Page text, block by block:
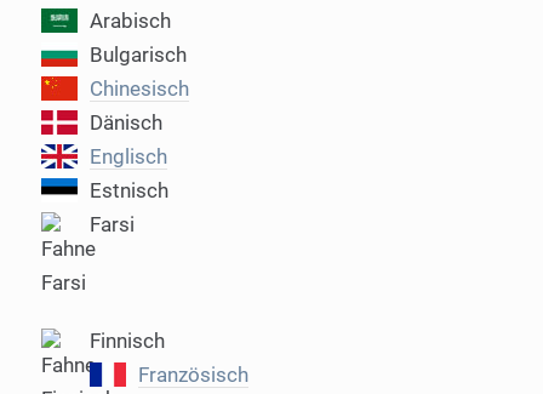
Arabisch
Bulgarisch
Chinesisch
Dänisch
Englisch
Estnisch
Farsi
Finnisch
Französisch